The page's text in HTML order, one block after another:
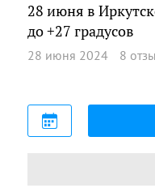
28 июня в
до +27 градусов
28 июня 2024 8